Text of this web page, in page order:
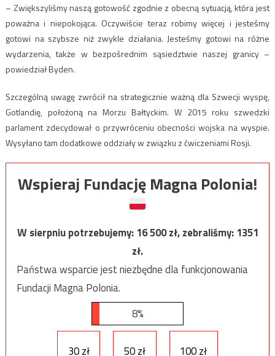
– Zwiększyliśmy naszą gotowość zgodnie z obecną sytuacją, która jest
poważna i niepokojąca. Oczywiście teraz robimy więcej i jesteśmy
gotowi na szybsze niż zwykle działania. Jesteśmy gotowi na różne
wydarzenia, także w bezpośrednim sąsiedztwie naszej granicy –
powiedział Byden.
Szczególną uwagę zwrócił na strategicznie ważną dla Szwecji wyspę,
Gotlandię, położoną na Morzu Bałtyckim. W 2015 roku szwedzki
parlament zdecydował o przywróceniu obecności wojska na wyspie.
Wysyłano tam dodatkowe oddziały w związku z ćwiczeniami Rosji.
Wspieraj Fundację Magna Polonia!
W sierpniu potrzebujemy:16 500zł, zebraliśmy:1351
zł.
Państwa wsparcie jest niezbędne dla funkcjonowania
Fundacji Magna Polonia.
8%
30 zł 50 zł 100 zł